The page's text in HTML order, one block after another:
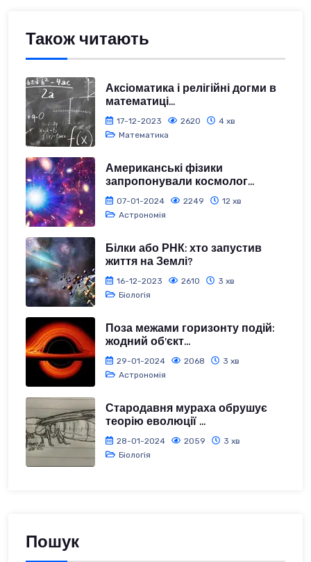
Також читають
Аксіоматика і релігійні догми в
математиці...
17-12-2023 2620
4 хв
Математика
Американські фізики
запропонували космолог...
07-01-2024 2249
12 хв
Астрономія
Білки або РНК: хто запустив
життя на Землі?
16-12-2023 2610
3 хв
Біологія
Поза межами горизонту подій:
жодний об’єкт...
29-01-2024 2068
3 хв
Астрономія
Стародавня мураха обрушує
теорію еволюції ...
28-01-2024 2059
3 хв
Біологія
Пошук